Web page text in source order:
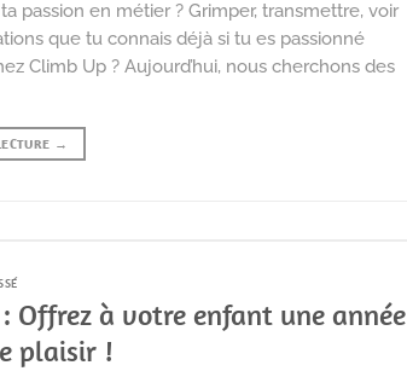
passion en métier ? Grimper, transmettre, voir
que tu connais déjà si tu es passionné
Climb Up ? Aujourd’hui, nous cherchons des
→
Offrez à votre enfant une année
plaisir !